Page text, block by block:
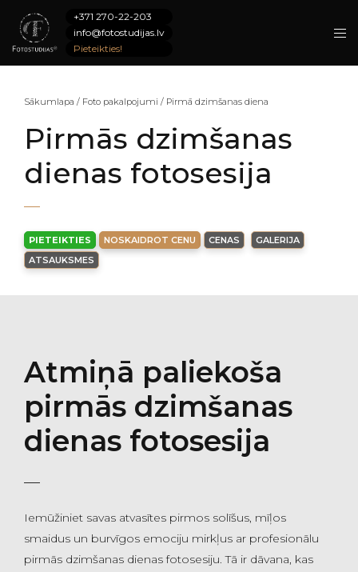
+371 270-22-203
info@fotostudijas.lv
Pieteikties!
Sākumlapa / Foto pakalpojumi / Pirmā dzimšanas diena
Pirmās dzimšanas
dienas fotosesija
PIETEIKTIES NOSKAIDROT CENU CENAS
GALERIJA
ATSAUKSMES
Atmiņā paliekoša
pirmās dzimšanas
dienas fotosesija
Iemūžiniet savas atvasītes pirmos solīšus, mīļos
smaidus un burvīgos emociju mirkļus ar profesionālu
pirmās dzimšanas dienas fotosesiju. Tā ir dāvana, kas